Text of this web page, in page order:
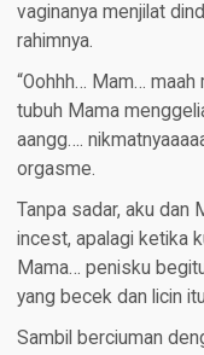
vaginanya menjilat
rahimnya.
“Oohhh… Mam… maah
tubuh Mama
aangg….
orgasme.
Tanpa sadar, aku dan
incest, apalagi ketika
Mama… penisku
yang becek dan licin
Sambil berciuman